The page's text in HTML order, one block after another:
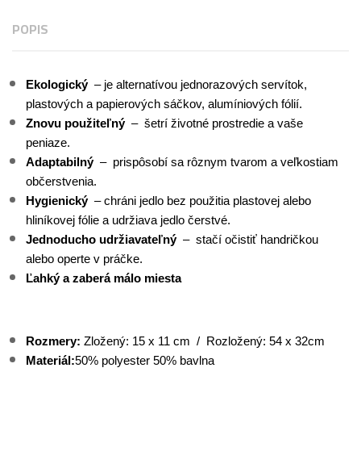
POPIS
Ekologický– je alternatívou jednorazových servítok,
plastových a papierových sáčkov, alumíniových fólií.
Znovu použiteľný– šetrí životné prostredie a vaše
peniaze.
Adaptabilný – prispôsobí sa rôznym tvarom a veľkostiam
občerstvenia.
Hygienický – chráni jedlo bez použitia plastovej alebo
hliníkovej fólie a udržiava jedlo čerstvé.
Jednoducho udržiavateľný– stačí očistiť handričkou
alebo operte v práčke.
Ľahký a zaberá málo miesta
Rozmery: Zložený: 15 x 11 cm / Rozložený: 54 x 32cm
Materiál:50% polyester 50% bavlna